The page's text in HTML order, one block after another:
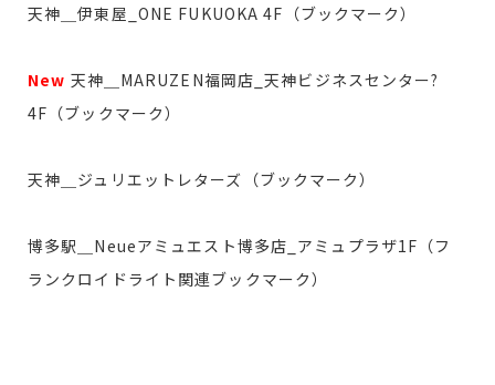
天神＿伊東屋_ONE FUKUOKA 4F（ブックマーク）
New 天神＿MARUZEN福岡店_天神ビジネスセンター?
4F（ブックマーク）
天神＿ジュリエットレターズ（ブックマーク）
博多駅＿Neueアミュエスト博多店_アミュプラザ1F（フ
ランクロイドライト関連ブックマーク）